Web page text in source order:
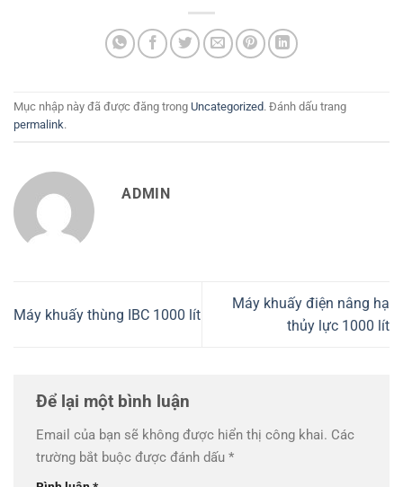
Mục nhập này đã được đăng trong Uncategorized. Đánh dấu trang
permalink.
ADMIN
Máy khuấy thùng IBC 1000 lít
Máy khuấy điện nâng hạ
thủy lực 1000 lít
Để lại một bình luận
Email của bạn sẽ không được hiển thị công khai. Các
trường bắt buộc được đánh dấu *